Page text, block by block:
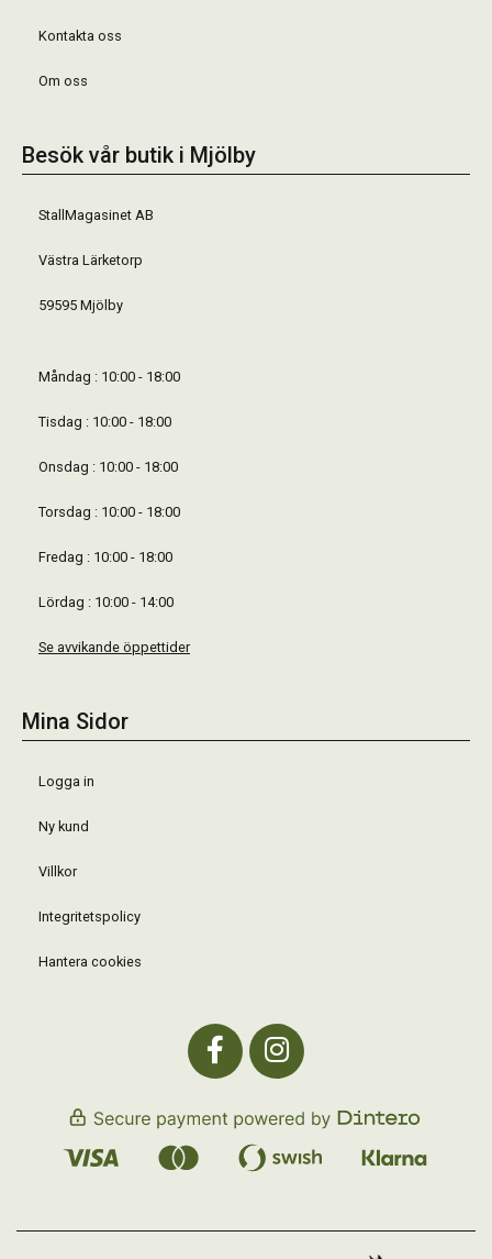
Kontakta oss
Om oss
Besök vår butik i Mjölby
StallMagasinet AB
Västra Lärketorp
59595 Mjölby
Måndag : 10:00 - 18:00
Tisdag : 10:00 - 18:00
Onsdag : 10:00 - 18:00
Torsdag : 10:00 - 18:00
Fredag : 10:00 - 18:00
Lördag : 10:00 - 14:00
Se avvikande öppettider
Mina Sidor
Logga in
Ny kund
Villkor
Integritetspolicy
Hantera cookies